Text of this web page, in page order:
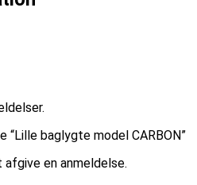
baglygte model CARBON”
afgive en anmeldelse.